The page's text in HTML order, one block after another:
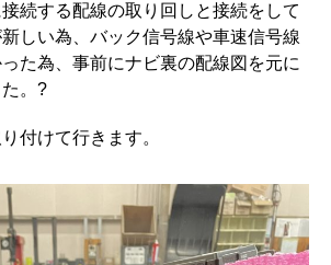
続する配線の取り回しと接続をして
しい為、バック信号線や車速信号線
た為、事前にナビ裏の配線図を元に
。?
付けて行きます。